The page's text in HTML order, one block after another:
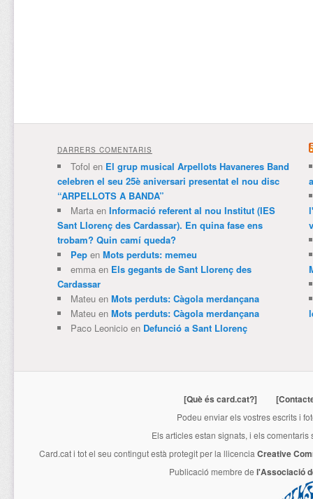
DARRERS COMENTARIS
Tofol en El grup musical Arpellots Havaneres Band
celebren el seu 25è aniversari presentat el nou disc
“ARPELLOTS A BANDA”
Martaen Informació referent al nou Institut (IES
Sant Llorenç des Cardassar). En quina fase ens
trobam? Quin camí queda?
Pepen Mots perduts: memeu
emmaen Els gegants de Sant Llorenç des
Cardassar
Mateuen Mots perduts: Càgola merdançana
Mateuen Mots perduts: Càgola merdançana
Paco Leonicioen Defunció a Sant Llorenç
[Què és card.cat?]
Podeu enviar els vostres escrits i
Els articles estan signats, i els
Card.cati tot el seu contingut està protegit per la llicencia Creative
Publicació membre de l'Associació